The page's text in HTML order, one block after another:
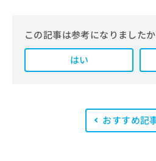
また、医療広
た編集体制を
は、一般社団
います。
この記事は参考になりましたか
はい
おすすめ記